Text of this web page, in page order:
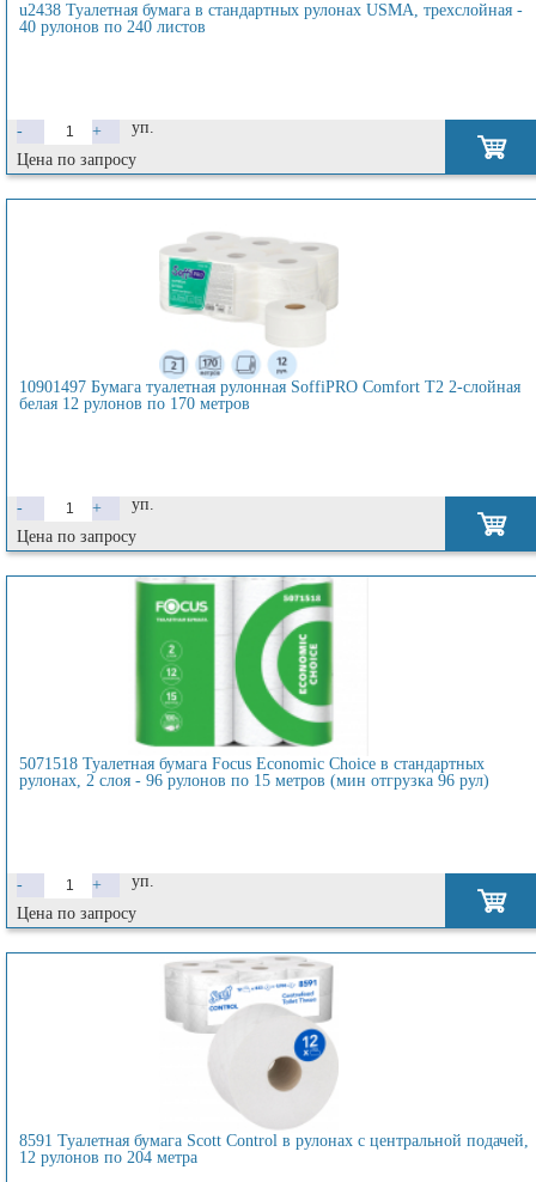
u2438 Туалетная бумага в стандартных рулонах USMA, трехслойная -
40 рулонов по 240 листов
- +
уп.
Цена по запросу
10901497 Бумага туалетная рулонная SoffiPRO Comfort T2 2-слойная
белая 12 рулонов по 170 метров
- +
уп.
Цена по запросу
5071518 Туалетная бумага Focus Economic Choice в стандартных
рулонах, 2 слоя - 96 рулонов по 15 метров (мин отгрузка 96 рул)
- +
уп.
Цена по запросу
8591 Туалетная бумага Scott Control в рулонах с центральной подачей,
12 рулонов по 204 метра